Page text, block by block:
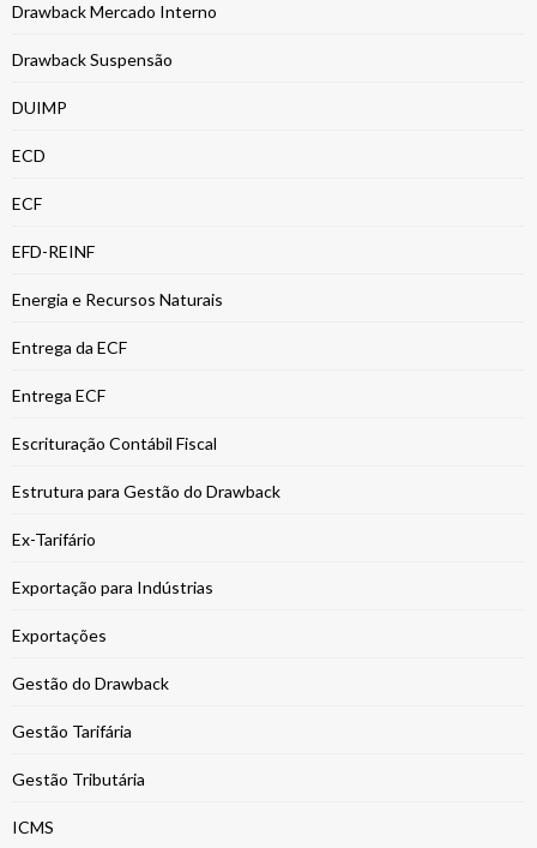
Drawback Mercado Interno
Drawback Suspensão
DUIMP
ECD
ECF
EFD-REINF
Energia e Recursos Naturais
Entrega da ECF
Entrega ECF
Escrituração Contábil Fiscal
Estrutura para Gestão do Drawback
Ex-Tarifário
Exportação para Indústrias
Exportações
Gestão do Drawback
Gestão Tarifária
Gestão Tributária
ICMS